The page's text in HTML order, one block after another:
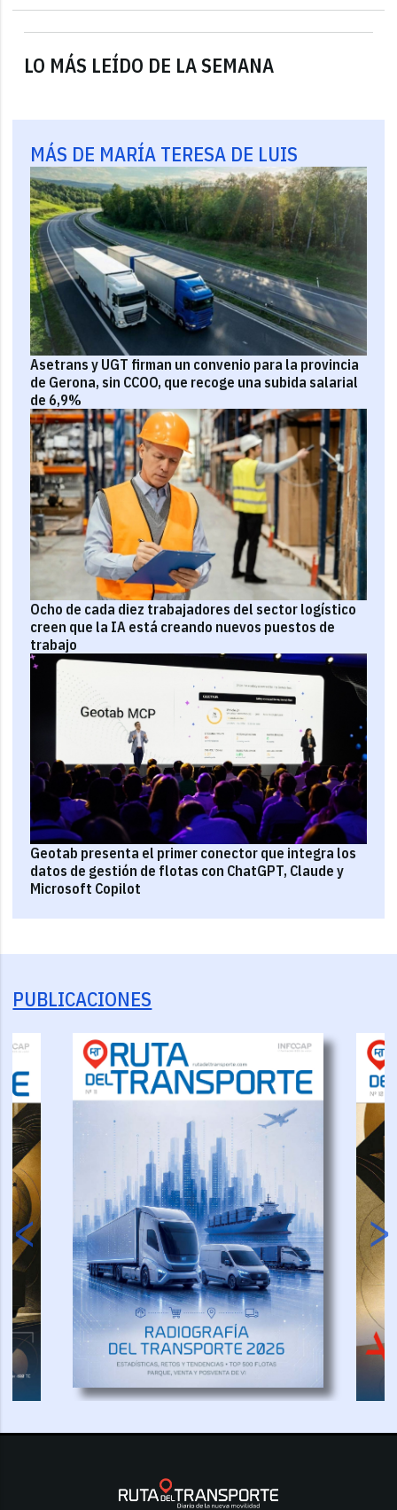
LO MÁS LEÍDO DE LA SEMANA
MÁS DE MARÍA TERESA DE LUIS
Asetrans y UGT firman un convenio para la provincia
de Gerona, sin CCOO, que recoge una subida salarial
de 6,9%
Ocho de cada diez trabajadores del sector logístico
creen que la IA está creando nuevos puestos de
trabajo
Geotab presenta el primer conector que integra los
datos de gestión de flotas con ChatGPT, Claude y
Microsoft Copilot
PUBLICACIONES